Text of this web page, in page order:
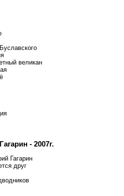
великан
- 2007г.
Гагарин
друг